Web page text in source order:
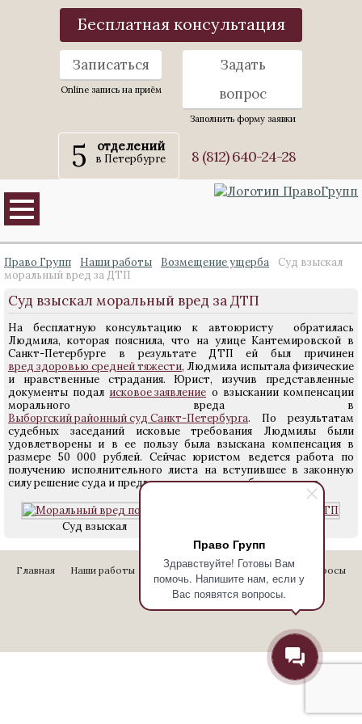
Право Групп
Здравствуйте! Готовы Вам
помочь. Напишите нам, если у
Вас появятся вопросы.
Бесплатная консультация
Записаться
Online запись на приём
Задать
вопрос
Заполнить форму заявки
5 отделений
в Петербурге 8 (812) 640-24-28
Право Групп Наши работы Возмещение ущерба
Суд взыскал
моральный вред за ДТП
Суд взыскал моральный вред за ДТП
На бесплатную консультацию к автоюристу обратилась
Людмила, которая пояснила, что на улице Кантемировской в
Санкт-Петербурге в результате ДТП ей был причинен
вред здоровью средней тяжести, Людмила испытала физические
и нравственные страдания. Юрист, изучив представленные
документы подал исковое заявление о взыскании компенсации
морального вреда в
Выборгский районный суд Санкт-Петербурга. По результатам
судебных заседаний исковые требования Людмилы были
удовлетворены и в ее пользу была взыскана компенсация в
размере 50 000 рублей. Сейчас юристом ведется работа по
получению исполнительного листа на вступившее в законную
силу решение суда и предъявление его в службу приставов.
Суд взыскал
Главная Наши работы Стоимость услуг Отзывы
Вопросы
Контакты